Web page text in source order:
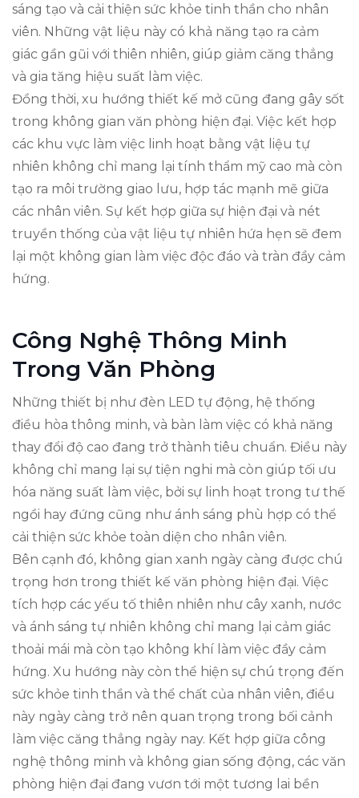
sáng tạo và cải thiện sức khỏe tinh thần cho nhân
viên. Những vật liệu này có khả năng tạo ra cảm
giác gần gũi với thiên nhiên, giúp giảm căng thẳng
và gia tăng hiệu suất làm việc.
Đồng thời, xu hướng thiết kế mở cũng đang gây sốt
trong không gian văn phòng hiện đại. Việc kết hợp
các khu vực làm việc linh hoạt bằng vật liệu tự
nhiên không chỉ mang lại tính thẩm mỹ cao mà còn
tạo ra môi trường giao lưu, hợp tác mạnh mẽ giữa
các nhân viên. Sự kết hợp giữa sự hiện đại và nét
truyền thống của vật liệu tự nhiên hứa hẹn sẽ đem
lại một không gian làm việc độc đáo và tràn đầy cảm
hứng.
Công Nghệ Thông Minh
Trong Văn Phòng
Những thiết bị như đèn LED tự động, hệ thống
điều hòa thông minh, và bàn làm việc có khả năng
thay đổi độ cao đang trở thành tiêu chuẩn. Điều này
không chỉ mang lại sự tiện nghi mà còn giúp tối ưu
hóa năng suất làm việc, bởi sự linh hoạt trong tư thế
ngồi hay đứng cũng như ánh sáng phù hợp có thể
cải thiện sức khỏe toàn diện cho nhân viên.
Bên cạnh đó, không gian xanh ngày càng được chú
trọng hơn trong thiết kế văn phòng hiện đại. Việc
tích hợp các yếu tố thiên nhiên như cây xanh, nước
và ánh sáng tự nhiên không chỉ mang lại cảm giác
thoải mái mà còn tạo không khí làm việc đầy cảm
hứng. Xu hướng này còn thể hiện sự chú trọng đến
sức khỏe tinh thần và thể chất của nhân viên, điều
này ngày càng trở nên quan trọng trong bối cảnh
làm việc căng thẳng ngày nay. Kết hợp giữa công
nghệ thông minh và không gian sống động, các văn
phòng hiện đại đang vươn tới một tương lai bền